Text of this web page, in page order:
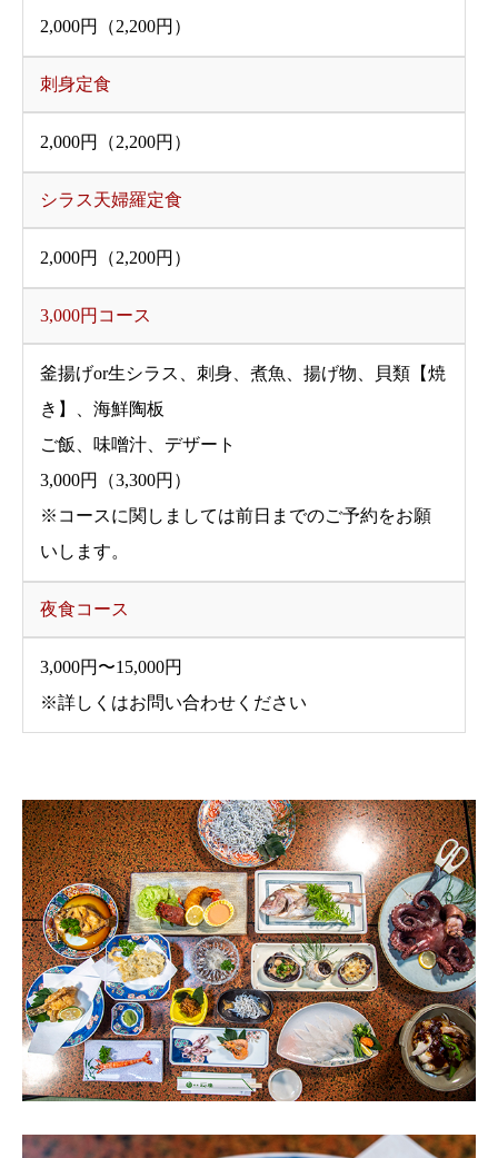
2,000円（2,200円）
刺身定食
2,000円（2,200円）
シラス天婦羅定食
2,000円（2,200円）
3,000円コース
釜揚げor生シラス、刺身、煮魚、揚げ物、貝類【焼
き】、海鮮陶板
ご飯、味噌汁、デザート
3,000円（3,300円）
※コースに関しましては前日までのご予約をお願
いします。
夜食コース
3,000円〜15,000円
※詳しくはお問い合わせください